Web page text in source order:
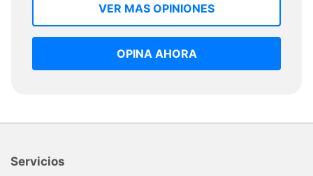
VER MAS OPINIONES
OPINA AHORA
Servicios